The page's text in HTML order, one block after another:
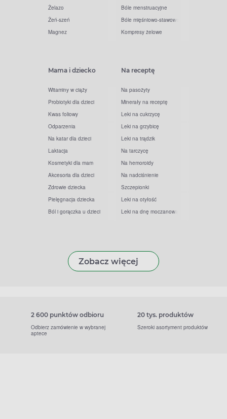
Żelazo
Żeń-szeń
Magnez
Bóle menstruacyjne
Bóle mięśniowo-stawowe
Kompresy żelowe
Mama i dziecko
Witaminy w ciąży
Probiotyki dla dzieci
Kwas foliowy
Odparzenia
Na katar dla dzieci
Laktacja
Kosmetyki dla mam
Akcesoria dla dzieci
Zdrowie dziecka
Pielęgnacja dziecka
Ból i gorączka u dzieci
Na receptę
Na pasożyty
Minerały na receptę
Leki na cukrzycę
Leki na grzybicę
Leki na trądzik
Na tarczycę
Na hemoroidy
Na nadciśnienie
Szczepionki
Leki na otyłość
Leki na dnę moczanową
Zobacz więcej
2 600 punktów odbioru
Odbierz zamówienie w wybranej
aptece
20 tys. produktów
Szeroki asortyment produktów